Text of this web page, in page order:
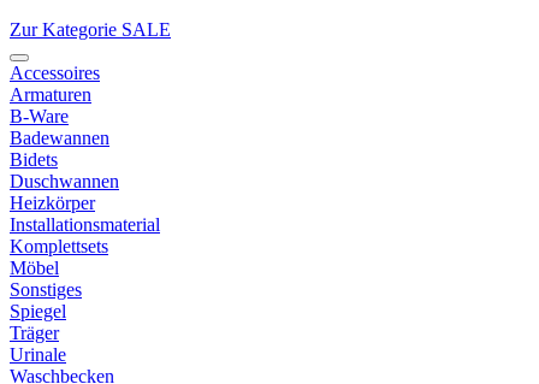
Zur Kategorie SALE
Accessoires
Armaturen
B-Ware
Badewannen
Bidets
Duschwannen
Heizkörper
Installationsmaterial
Komplettsets
Möbel
Sonstiges
Spiegel
Träger
Urinale
Waschbecken